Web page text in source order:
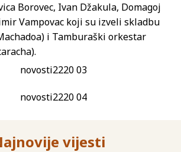
Borovec, Ivan Džakula, Domagoj
Vampovac koji su izveli skladbu
i Tamburaški orkestar
vijesti